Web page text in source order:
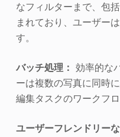
なフィルターまで、包
まれており、ユーザー
す。
バッチ処理： 効率的な
ーは複数の写真に同時
編集タスクのワークフ
ユーザーフレンドリー